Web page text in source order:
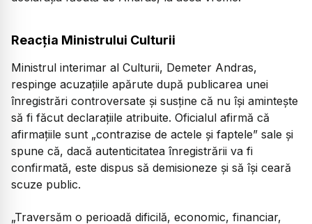
Reacția Ministrului Culturii
Ministrul interimar al Culturii, Demeter Andras,
respinge acuzațiile apărute după publicarea unei
înregistrări controversate și susține că nu își amintește
să fi făcut declarațiile atribuite. Oficialul afirmă că
afirmațiile sunt „contrazise de actele și faptele” sale și
spune că, dacă autenticitatea înregistrării va fi
confirmată, este dispus să demisioneze și să își ceară
scuze public.
„Traversăm o perioadă dificilă, economic, financiar,